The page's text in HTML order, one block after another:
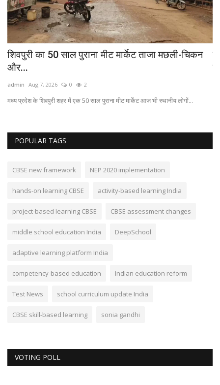
शिवपुरी का 50 साल पुराना मीट मार्केट ताजा मछली-चिकन
और...
admin Aug 7, 2026 0 2
मध्य प्रदेश के शिवपुरी शहर में एक 50 साल पुराना मीट मार्केट आज भी स्थानीय लोगों...
POPULAR TAGS
CBSE new framework NEP 2020 implementation
hands-on learning CBSE activity-based learning India
project-based learning CBSE CBSE assessment changes
middle school education India DeepSchool
adaptive learning platform India
competency-based education Indian education reform
Test News school curriculum update India
CBSE skill-based learning sonia gandhi
VOTING POLL